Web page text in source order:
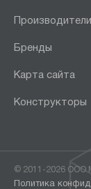
Производители
Бренды
Карта сайта
Конструкторы
© 2011-2026 ООО
Политика